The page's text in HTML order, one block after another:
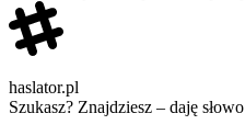
haslator.pl
Szukasz? Znajdziesz – daję słowo